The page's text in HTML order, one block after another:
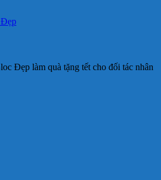
Đẹp làm quà tặng tết cho đối tác nhân